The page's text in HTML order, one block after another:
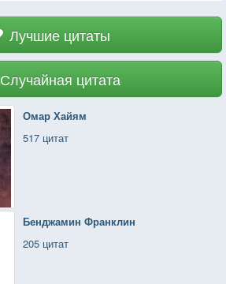
Лучшие цитаты
Случайная цитата
Омар Хайям
517 цитат
Бенджамин Франклин
205 цитат